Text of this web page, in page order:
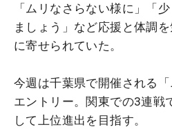
「ムリなさらない様に」「
ましょう」など応援と体調
に寄せられていた。
今週は千葉県で開催される
エントリー。関東での3連戦
して上位進出を目指す。